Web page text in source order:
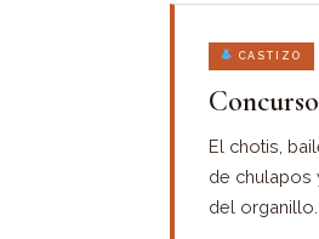
CASTIZO
El chotis,
de chulapos
del